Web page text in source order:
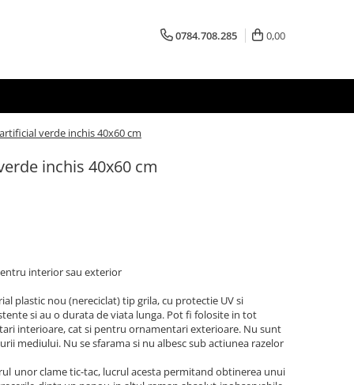
0784.708.285 0,00
verde inchis 40x60 cm
inchis 40x60 cm
interior sau exterior
plastic nou (nereciclat) tip grila, cu protectie UV si
si au o durata de viata lunga. Pot fi folosite in tot
interioare, cat si pentru ornamentari exterioare. Nu sunt
mediului. Nu se sfarama si nu albesc sub actiunea razelor
unor clame tic-tac, lucrul acesta pеrmitand obtinerea unui